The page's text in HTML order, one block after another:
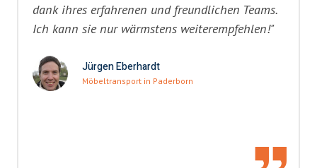
dank ihres erfahrenen und freundlichen Teams.
Ich kann sie nur wärmstens weiterempfehlen!"
Jürgen Eberhardt
Möbeltransport in Paderborn